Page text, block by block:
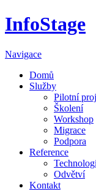
InfoStage
Navigace
Domů
Služby
Pilotní
Školení
Workshop
Migrace
Podpora
Reference
Odvětví
Kontakt